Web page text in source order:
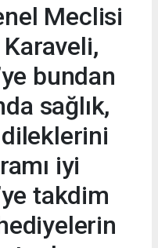
Meclisi
bundan
sağlık,
iyi
takdim